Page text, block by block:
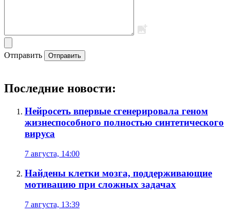
Отправить Отправить
Последние новости:
Нейросеть впервые сгенерировала геном
жизнеспособного полностью синтетического
вируса
7 августа, 14:00
Найдены клетки мозга, поддерживающие
мотивацию при сложных задачах
7 августа, 13:39